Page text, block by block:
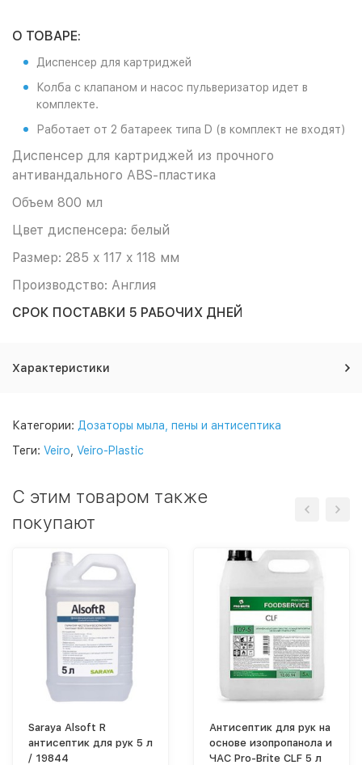
О ТОВАРЕ:
Диспенсер для картриджей
Колба с клапаном и насос пульверизатор идет в
комплекте.
Работает от 2 батареек типа D (в комплект не входят)
Диспенсер для картриджей из прочного
антивандального ABS-пластика
Объем 800 мл
Цвет диспенсера: белый
Размер: 285 x 117 x 118 мм
Производство: Англия
СРОК ПОСТАВКИ 5 РАБОЧИХ ДНЕЙ
Характеристики
Категории: Дозаторы мыла, пены и антисептика
Теги: Veiro Veiro-Plastic
C этим товаром также
покупают
Saraya Alsoft R
антисептик для рук 5 л
/ 19844
Антисептик для рук на
основе изопропанола и
ЧАС Pro-Brite CLF 5 л